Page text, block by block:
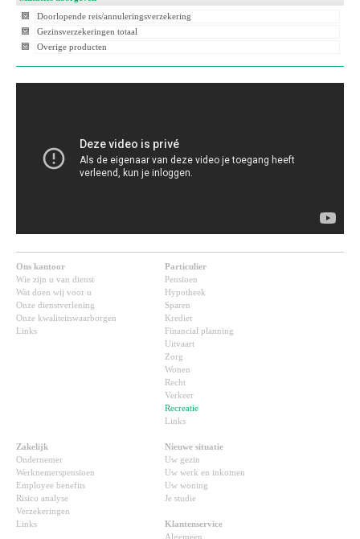
Doorlopende reis/annuleringsverzekering
Gezinsverzekeringen totaal
Overige producten
Ons kantoor
Wie zijn u van dienst
Wat doen wij voor u
Onze dienstverlening
Onze kwaliteitswaarborgen
Links
Particulier
Pensioen
Hypotheek
Sparen
Krediet
Financial planning
Uitvaart
Zorg
Wonen
Recht
Verkeer
Recreatie
Links
Zakelijk
Ondernemer
Werknemerspensioen
Employee benefits
Risico analyse
Verzekeringen
Links
Nieuwe situatie
Uw gezin
Uw werk en inkomen
Uw woning
Je studie
Klantenservice
Algemeen